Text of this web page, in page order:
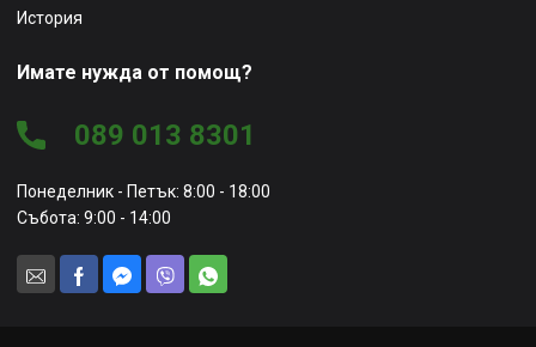
История
Имате нужда от помощ?
089 013 8301
Понеделник - Петък: 8:00 - 18:00
Събота: 9:00 - 14:00